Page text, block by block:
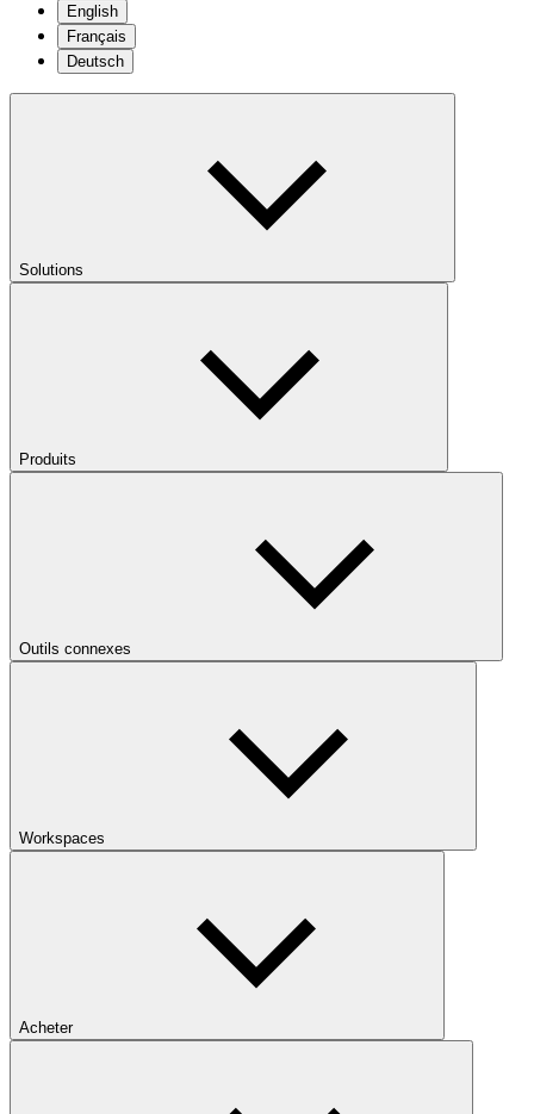
English
Français
Deutsch
Solutions
Produits
Outils connexes
Workspaces
Acheter